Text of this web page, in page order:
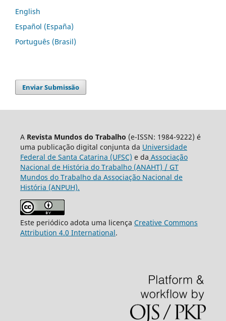
English
Español (España)
Português (Brasil)
Enviar Submissão
A Revista Mundos do Trabalho (e-ISSN: 1984-9222) é
uma publicação digital conjunta da Universidade
Federal de Santa Catarina (UFSC) e da Associação
Nacional de História do Trabalho (ANAHT) / GT
Mundos do Trabalho da Associação Nacional de
História (ANPUH).
Este periódico adota uma licença Creative Commons
Attribution 4.0 International.